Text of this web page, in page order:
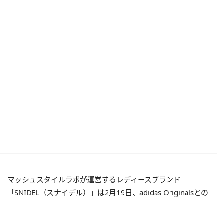
マッシュスタイルラボが運営するレディースブランド
「SNIDEL（スナイデル）」は2月19日、adidas Originalsとの